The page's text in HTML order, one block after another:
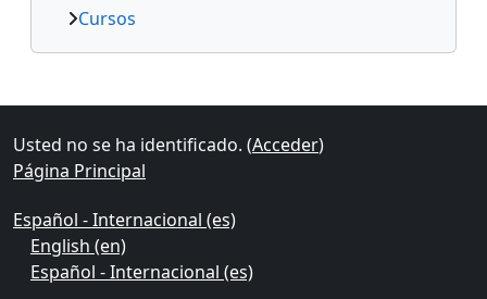
Cursos
Bloques suplementarios
Usted no se ha identificado. (Acceder)
Página Principal
Español - Internacional ‎(es)‎
English ‎(en)‎
Español - Internacional ‎(es)‎